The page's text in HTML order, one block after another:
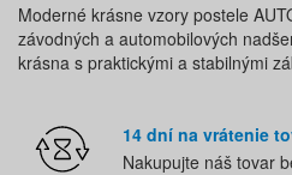
Moderné krásne vzory postele
závodných a automobilových
krásna s praktickými a stabilnými
14 dní na vrátenie
Nakupujte náš tovar